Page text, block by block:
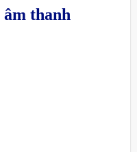
thanh